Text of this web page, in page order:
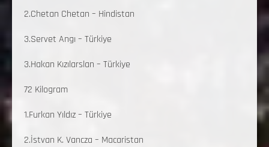
2.Chetan Chetan – Hindistan
3.Servet Angı – Türkiye
3.Hakan Kızılarslan – Türkiye
72 Kilogram
1.Furkan Yıldız – Türkiye
2.İstvan K. Vancza – Macaristan